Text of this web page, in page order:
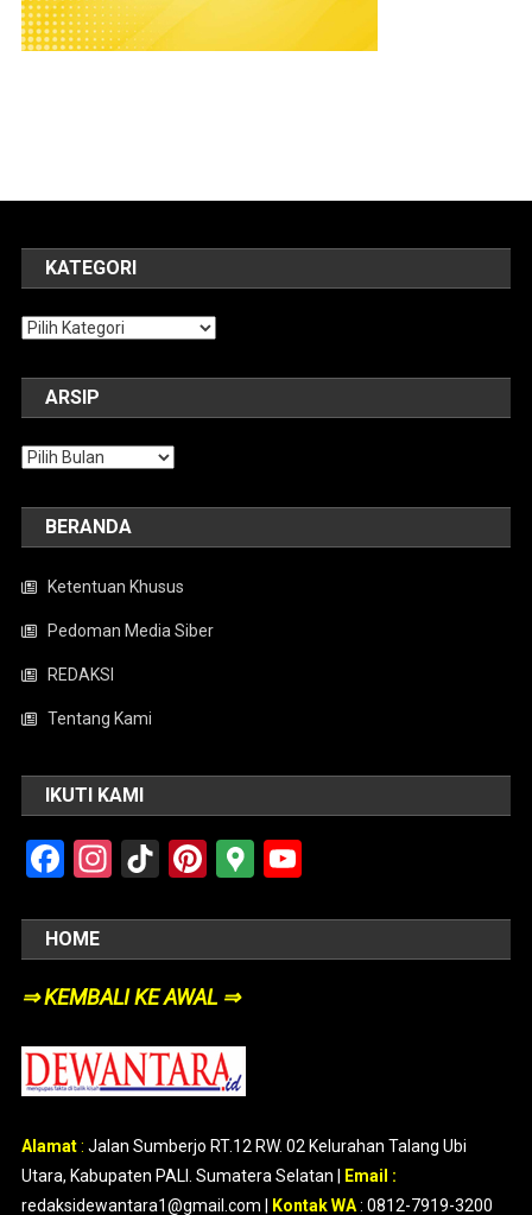
KATEGORI
Kategori
ARSIP
Arsip
BERANDA
Ketentuan Khusus
Pedoman Media Siber
REDAKSI
Tentang Kami
IKUTI KAMI
Facebook
Instagram
TikTokPinterest
Google
HOME
⇒ KEMBALI KE AWAL ⇒
Alamat: Jalan Sumberjo RT.12 RW. 02 Kelurahan Talang Ubi
Utara, Kabupaten PALI. Sumatera Selatan |
Email :
redaksidewantara1@gmail.com |
Kontak WA: 0812-7919-3200